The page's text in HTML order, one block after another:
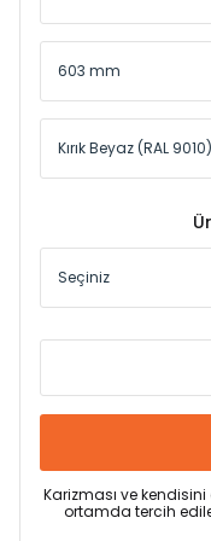
Karizması ve
ortamda tercih